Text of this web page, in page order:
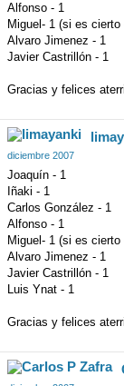
Alfonso - 1
Miguel- 1 (si es
Alvaro Jimenez - 1
Javier Castrillón - 1
Gracias y felices
diciembre 2007
Joaquín - 1
Iñaki - 1
Carlos González - 1
Alfonso - 1
Miguel- 1 (si es
Alvaro Jimenez - 1
Javier Castrillón - 1
Luis Ynat - 1
Gracias y felices